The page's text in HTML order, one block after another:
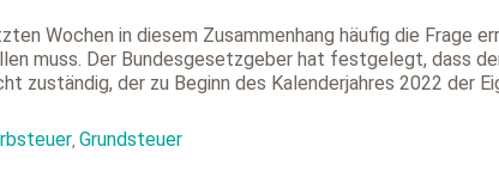
Wochen in diesem Zusammenhang häufig die Frage
muss. Der Bundesgesetzgeber hat festgelegt, dass
zuständig, der zu Beginn des Kalenderjahres 2022 der
, Grundsteuer